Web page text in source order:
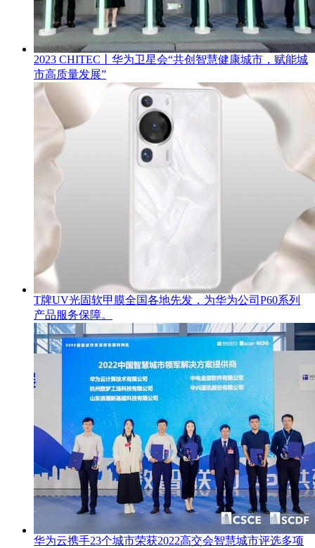
2023 CHITEC丨华为卫星会“共创智慧健康城市，赋能城
市高质量发展”
T牌UV光固软甲膜全国各地先发，为华为公司P60系列
产品服务保障。
华为云携手23个城市荣获2022高交会智慧城市评选多项